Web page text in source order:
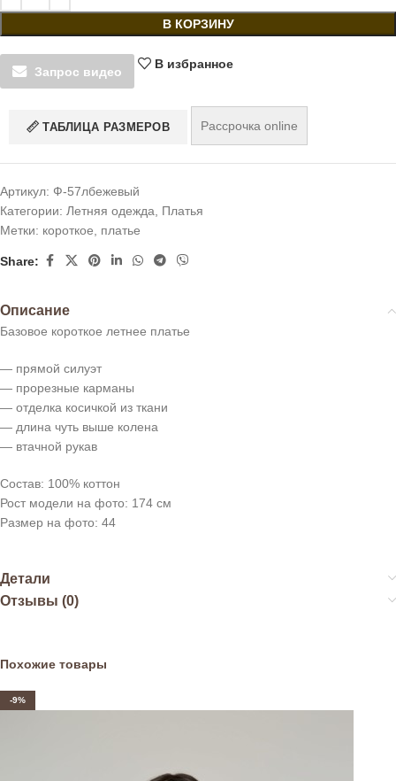
В КОРЗИНУ
Запрос видео
В избранное
ТАБЛИЦА РАЗМЕРОВ Рассрочка online
Артикул: Ф-57лбежевый
Категории: Летняя одежда, Платья
Метки: короткое, платье
Share:
Описание
Базовое короткое летнее платье
— прямой силуэт
— прорезные карманы
— отделка косичкой из ткани
— длина чуть выше колена
— втачной рукав
Состав: 100% коттон
Рост модели на фото: 174 см
Размер на фото: 44
Детали
Отзывы (0)
Похожие товары
-9%